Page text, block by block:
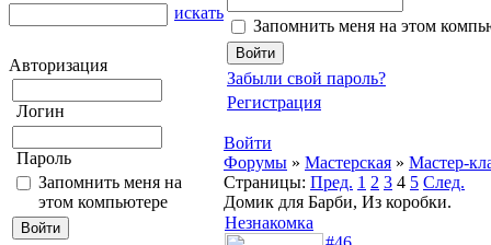
искать
Авторизация
Логин
Пароль
Запомнить меня на
этом компьютере
Запомнить меня на этом
Забыли свой пароль?
Регистрация
Войти
Форумы » Мастерская » Мастер-
Страницы: Пред. 1 2 3 4 5 След.
Домик для Барби, Из коробки.
Незнакомка